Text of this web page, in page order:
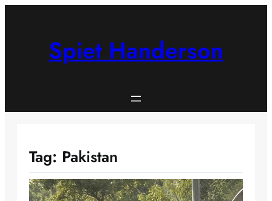
Spiet Handerson
Tag: Pakistan